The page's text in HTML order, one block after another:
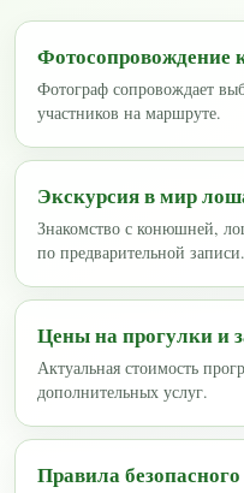
Фотосопровождение
Фотограф сопровождает
участников на маршруте.
Экскурсия в мир
Знакомство с конюшней,
по предварительной записи.
Цены на прогулки и
Актуальная стоимость
дополнительных услуг.
Правила